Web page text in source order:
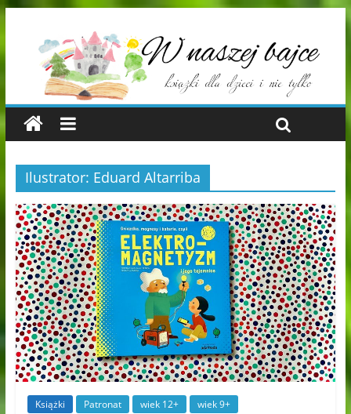
Ilustrator: Eduard Altarriba
Książki Patronat wiek 12+ wiek 9+